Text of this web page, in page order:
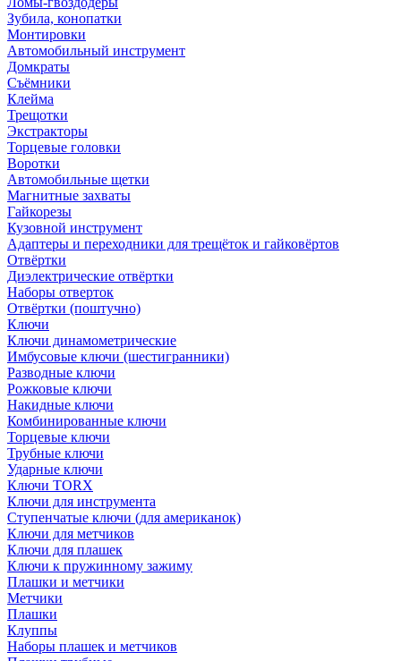
Зубила, конопатки
Монтировки
Автомобильный инструмент
Домкраты
Съёмники
Клейма
Трещотки
Экстракторы
Торцевые головки
Воротки
Автомобильные щетки
Магнитные захваты
Гайкорезы
Кузовной инструмент
Адаптеры и переходники для трещёток и гайковёртов
Отвёртки
Диэлектрические отвёртки
Наборы отверток
Отвёртки (поштучно)
Ключи
Ключи динамометрические
Имбусовые ключи (шестигранники)
Разводные ключи
Рожковые ключи
Накидные ключи
Комбинированные ключи
Торцевые ключи
Трубные ключи
Ударные ключи
Ключи TORX
Ключи для инструмента
Ступенчатые ключи (для американок)
Ключи для метчиков
Ключи для плашек
Ключи к пружинному зажиму
Плашки и метчики
Метчики
Плашки
Клуппы
Наборы плашек и метчиков